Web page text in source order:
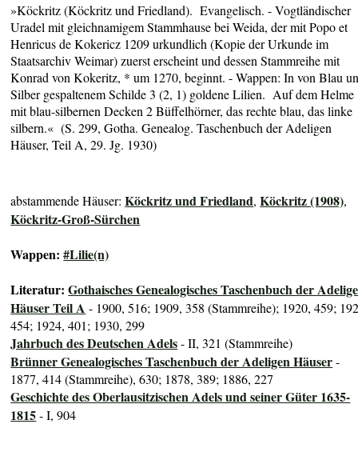
»Köckritz (Köckritz und Friedland). Evangelisch. - Vogtländischer
Uradel mit gleichnamigem Stammhause bei Weida, der mit Popo et
Henricus de Kokericz 1209 urkundlich (Kopie der Urkunde im
Staatsarchiv Weimar) zuerst erscheint und dessen Stammreihe mit
Konrad von Kokeritz, * um 1270, beginnt. - Wappen: In von Blau
Silber gespaltenem Schilde 3 (2, 1) goldene Lilien. Auf dem Helme
mit blau-silbernen Decken 2 Büffelhörner, das rechte blau, das linke
silbern.« (S. 299, Gotha. Genealog. Taschenbuch der Adeligen
Häuser, Teil A, 29. Jg. 1930)
abstammende Häuser:Köckritz und Friedland,Köckritz (1908),
Köckritz-Groß-Sürchen
Wappen:#Lilie(n)
Literatur:Gothaisches Genealogisches Taschenbuch der
Häuser Teil A - 1900, 516; 1909, 358 (Stammreihe); 1920, 459;
454; 1924, 401; 1930, 299
Jahrbuch des Deutschen Adels- II, 321 (Stammreihe)
Brünner Genealogisches Taschenbuch der Adeligen Häuser-
1877, 414 (Stammreihe), 630; 1878, 389; 1886, 227
Geschichte des Oberlausitzischen Adels und seiner Güter 1635-
1815- I, 904